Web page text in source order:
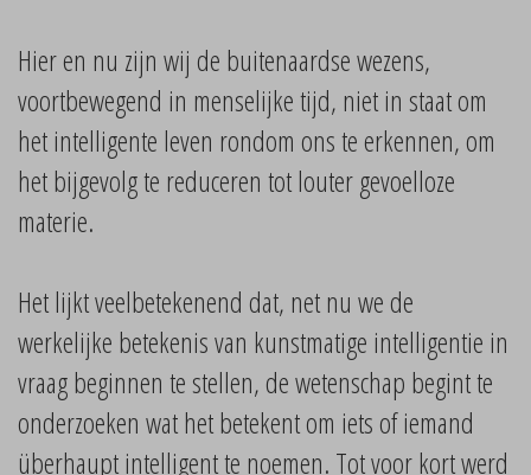
Hier en nu zijn wij de buitenaardse wezens,
voortbewegend in menselijke tijd, niet in staat om
het intelligente leven rondom ons te erkennen, om
het bijgevolg te reduceren tot louter gevoelloze
materie.
Het lijkt veelbetekenend dat, net nu we de
werkelijke betekenis van kunstmatige intelligentie in
vraag beginnen te stellen, de wetenschap begint te
onderzoeken wat het betekent om iets of iemand
überhaupt intelligent te noemen. Tot voor kort werd